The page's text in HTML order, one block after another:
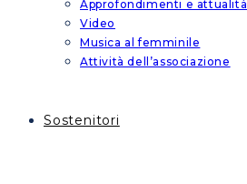
Approfondimenti e attualità
Video
Musica al femminile
Attività dell’associazione
Sostenitori